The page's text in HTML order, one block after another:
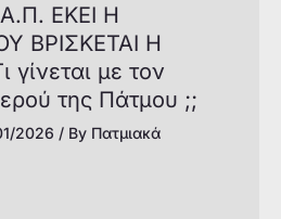
ΕΚΕΙ Η
ΒΡΙΣΚΕΤΑΙ Η
με τον
της Πάτμου ;;
2026 / By Πατμιακά